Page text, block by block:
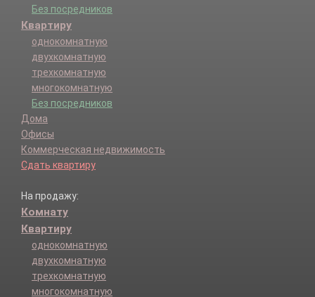
Без посредников
Квартиру
однокомнатную
двухкомнатную
трехкомнатную
многокомнатную
Без посредников
Дома
Офисы
Коммерческая недвижимость
Сдать квартиру
На продажу:
Комнату
Квартиру
однокомнатную
двухкомнатную
трехкомнатную
многокомнатную